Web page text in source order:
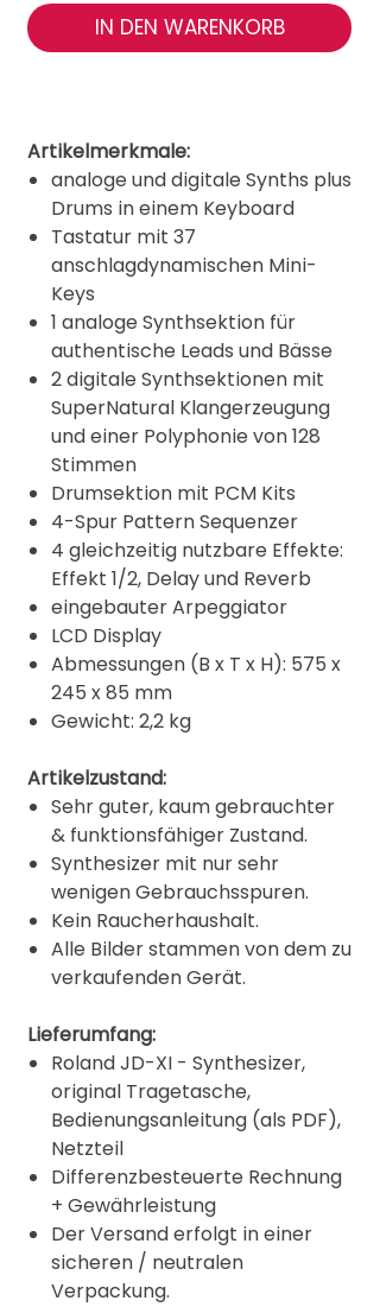
IN DEN WARENKORB
Artikelmerkmale:
analoge und digitale Synths plus
Drums in einem Keyboard
Tastatur mit 37
anschlagdynamischen Mini-
Keys
1 analoge Synthsektion für
authentische Leads und Bässe
2 digitale Synthsektionen mit
SuperNatural Klangerzeugung
und einer Polyphonie von 128
Stimmen
Drumsektion mit PCM Kits
4-Spur Pattern Sequenzer
4 gleichzeitig nutzbare Effekte:
Effekt 1/2, Delay und Reverb
eingebauter Arpeggiator
LCD Display
Abmessungen (B x T x H): 575 x
245 x 85 mm
Gewicht: 2,2 kg
Artikelzustand:
Sehr guter, kaum gebrauchter
& funktionsfähiger Zustand.
Synthesizer mit nur sehr
wenigen Gebrauchsspuren.
Kein Raucherhaushalt.
Alle Bilder stammen von dem zu
verkaufenden Gerät.
Lieferumfang:
Roland JD-XI - Synthesizer,
original Tragetasche,
Bedienungsanleitung (als PDF),
Netzteil
Differenzbesteuerte Rechnung
+ Gewährleistung
Der Versand erfolgt in einer
sicheren / neutralen
Verpackung.